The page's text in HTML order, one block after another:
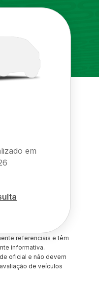
em
referenciais e têm
informativa.
oficial e não devem
de veículos